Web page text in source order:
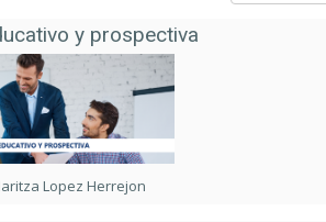
y prospectiva
Lopez Herrejon